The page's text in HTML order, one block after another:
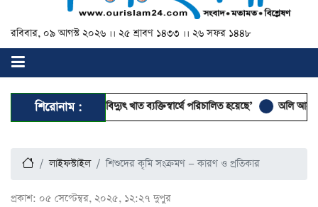
রবিবার, ০৯ আগস্ট ২০২৬ ।। ২৫ শ্রাবণ ১৪৩৩ ।। ২৬ সফর ১৪৪৮
শিরোনাম :
দেশের জ্বালানি ও বিদ্যুৎ খাত ব্যক্তিস্বার্থে পরিচালিত হয়েছে’ অলি আহমদকে
লাইফস্টাইল শিশুদের কৃমি সংক্রমণ — কারণ ও প্রতিকার
প্রকাশ: ০৫ সেপ্টেম্বর, ২০২৫, ১২:২৭ দুপুর